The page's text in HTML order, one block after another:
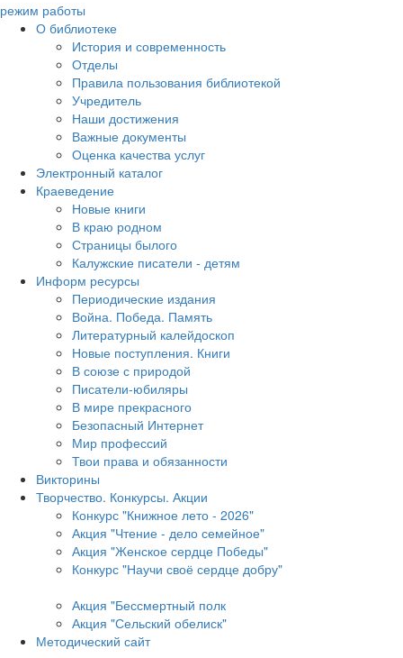
режим работы
О библиотеке
История и современность
Отделы
Правила пользования библиотекой
Учредитель
Наши достижения
Важные документы
Оценка качества услуг
Электронный каталог
Краеведение
Новые книги
В краю родном
Страницы былого
Калужские писатели - детям
Информ ресурсы
Периодические издания
Война. Победа. Память
Литературный калейдоскоп
Новые поступления. Книги
В союзе с природой
Писатели-юбиляры
В мире прекрасного
Безопасный Интернет
Мир профессий
Твои права и обязанности
Викторины
Творчество. Конкурсы. Акции
Конкурс "Книжное лето - 2026"
Акция "Чтение - дело семейное"
Акция "Женское сердце Победы"
Конкурс "Научи своё сердце добру"
Акция "Бессмертный полк
Акция "Сельский обелиск"
Методический сайт